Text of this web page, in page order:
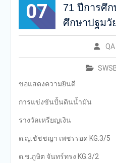
07
71 ปีการศึ
ศึกษาปฐมวั
ขอแสดงความยินดี
การแข่งขันปั้นดินน้ำมัน
รางวัลเหรียญเงิน
ด.ญ.ชัชชญา เพชรรอด KG.3/5
ด.ช.ภูษิต จันทร์ทรง KG.3/2